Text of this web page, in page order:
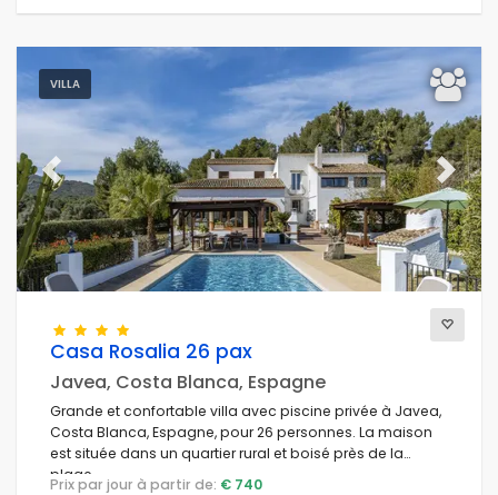
Vos favoris
Nouveautes (24)
Le mieux ponctué
Propriétés de luxe (108)
Week-end
Du mois (55)
Pour la famille (131)
Pour les couples (118)
Près de la plage (68)
Plage (115)
Près de Golf Campos
Près des pistes de ski (0)
Dans la ville (343)
Dans la zone rurale (18)
La moitié du tableau (0)
Remises spéciales
VILLA
Previous Next
Casa Rosalia 26 pax
Javea, Costa Blanca, Espagne
Grande et confortable villa avec piscine privée à Javea,
Costa Blanca, Espagne, pour 26 personnes. La maison
est située dans un quartier rural et boisé près de la
plage.
Prix par jour à partir de: € 740